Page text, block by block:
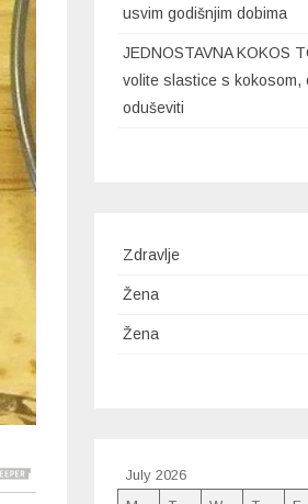
usvim godišnjim dobima
JEDNOSTAVNA KOKOS
volite slastice s kokosom,
oduševiti
Zdravlje
Žena
Žena
July 2026